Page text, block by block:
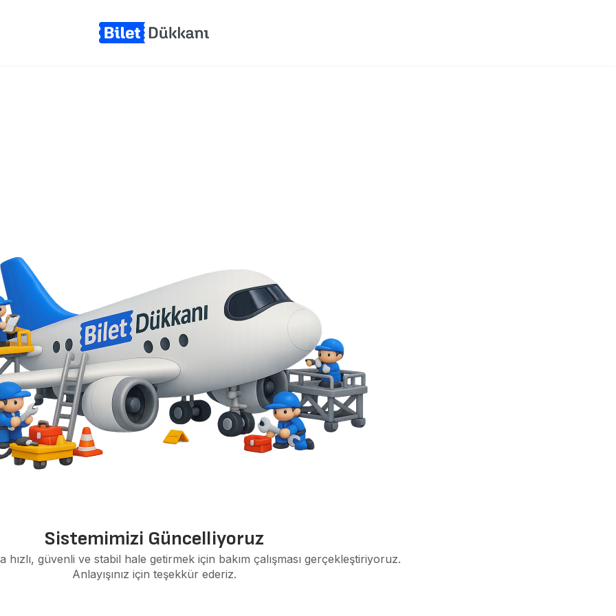
Sistemimizi Güncelliyoruz
hızlı, güvenli ve stabil hale getirmek için bakım çalışması gerçekleştiriyoruz.
Anlayışınız için teşekkür ederiz.